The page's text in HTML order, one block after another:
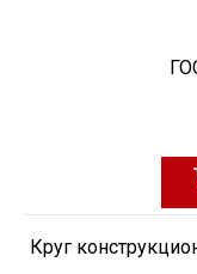
Круг